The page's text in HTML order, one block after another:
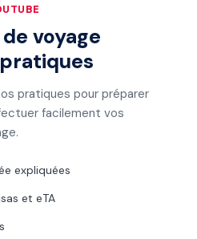
voyage
pratiques pour préparer
facilement vos
expliquées
et eTA